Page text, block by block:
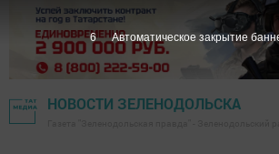
НОВОСТИ ЗЕЛЕНОДОЛЬСКА
5 Автоматическое закрытие